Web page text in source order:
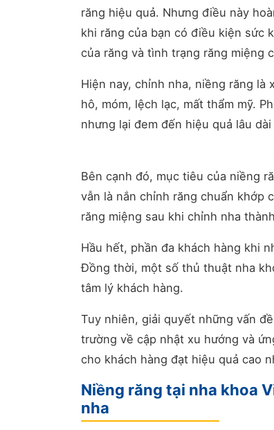
răng hiệu quả. Nhưng điều này
khi răng của bạn có điều kiện sức
của răng và tình trạng răng miệng
Hiện nay, chỉnh nha, niềng răng
hô, móm, lệch lạc, mất thẩm mỹ.
nhưng lại đem đến hiệu quả lâu
Bên cạnh đó, mục tiêu của niềng
vẫn là nắn chỉnh răng chuẩn khớp
răng miệng sau khi chỉnh nha
Hầu hết, phần đa khách hàng khi
Đồng thời, một số thủ thuật nha
tâm lý khách hàng.
Tuy nhiên, giải quyết những vấn
trường về cập nhật xu hướng và
cho khách hàng đạt hiệu quả cao
Niềng răng tại nha khoa
nha